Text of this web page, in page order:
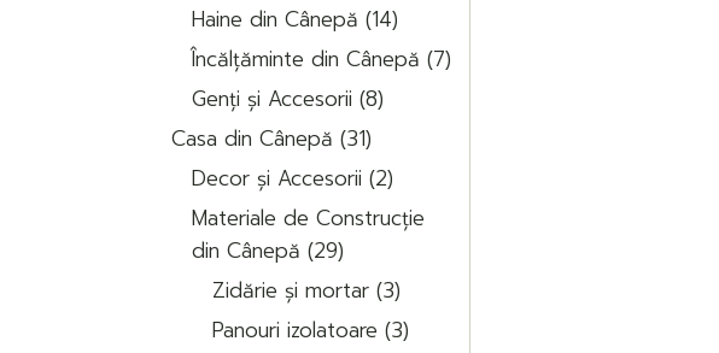
Haine din Cânepă 1414
produse
Încălțăminte din Cânepă 77
produse
Genți și Accesorii 88
produse
Casa din Cânepă 3131
de
produse
Decor și Accesorii 22
produse
Materiale de Construcție
din Cânepă 2929
de
produse
Zidărie și mortar 33
produse
Panouri izolatoare 33
produse